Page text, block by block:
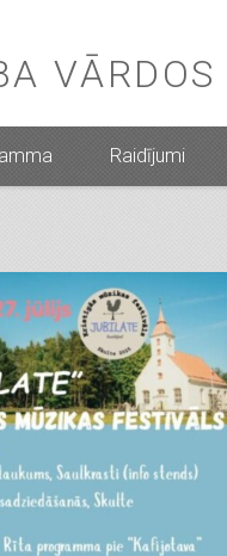
Raidījumi